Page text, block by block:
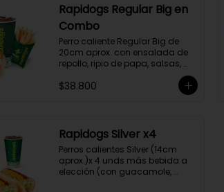
Rapidogs Regular Big en
Combo
Perro caliente Regular Big de
20cm aprox. con ensalada de
repollo, ripio de papa, salsas,
acompañado de papas y
$38.800
Rapidogs Silver x4
Perros calientes Silver (14cm
aprox.)x 4 unds más bebida a
elección (con guacamole,